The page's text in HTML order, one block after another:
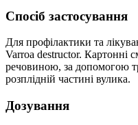
Спосіб застосування
Для профілактики та
Varroa destructor. Картонні
речовиною, за допомогою
розплідній частині вулика.
Дозування